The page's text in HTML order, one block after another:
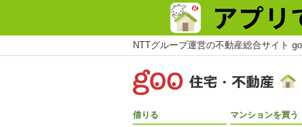
NTTグループ運営の不動産総合サイト
借りる マンションを買う